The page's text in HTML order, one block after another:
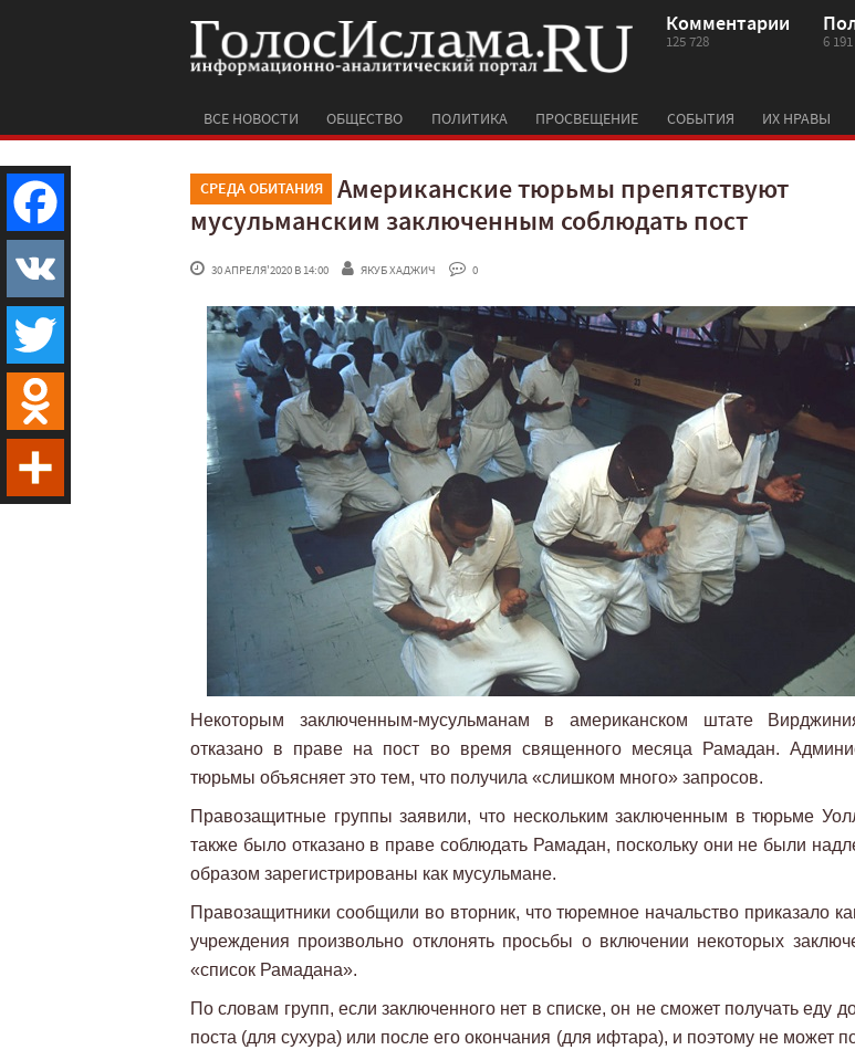
Комментарии
125 728 6 191
ВСЕ НОВОСТИ ОБЩЕСТВО ПОЛИТИКА ПРОСВЕЩЕНИЕ СОБЫТИЯ ИХ НРАВЫ
СРЕДА ОБИТАНИЯ
Американские тюрьмы препятствуют
мусульманским заключенным соблюдать пост
30 АПРЕЛЯ'2020 В 14:00 ЯКУБ ХАДЖИЧ 0
Некоторым заключенным-мусульманам в американском штате
отказано в праве на пост во время священного месяца Рамадан.
тюрьмы объясняет это тем, что получила «слишком много» запросов.
Правозащитные группы заявили, что нескольким заключенным в тюрьме
также было отказано в праве соблюдать Рамадан, поскольку они не были
образом зарегистрированы как мусульмане.
Правозащитники сообщили во вторник, что тюремное начальство приказало
учреждения произвольно отклонять просьбы о включении некоторых
«список Рамадана».
По словам групп, если заключенного нет в списке, он не сможет получать еду
поста (для сухура) или после его окончания (для ифтара), и поэтому не может
Facebook
VK
Twitter
Odnoklassniki